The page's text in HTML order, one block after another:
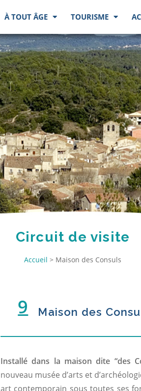
À TOUT ÂGE TOURISME
Circuit de visite
Accueil > Maison des Consuls
9 Maison des
Installé dans la maison dite “des
nouveau musée d’arts et
art contemporain sous toutes ses